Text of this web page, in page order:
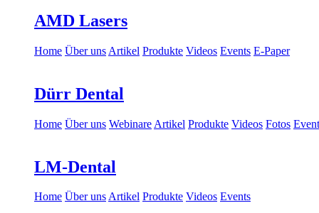
AMD Lasers
Home Über uns Artikel Produkte Videos Events E-Paper
Dürr Dental
Home Über uns Webinare Artikel Produkte Videos Fotos
LM-Dental
Home Über unsArtikel Produkte Videos Events